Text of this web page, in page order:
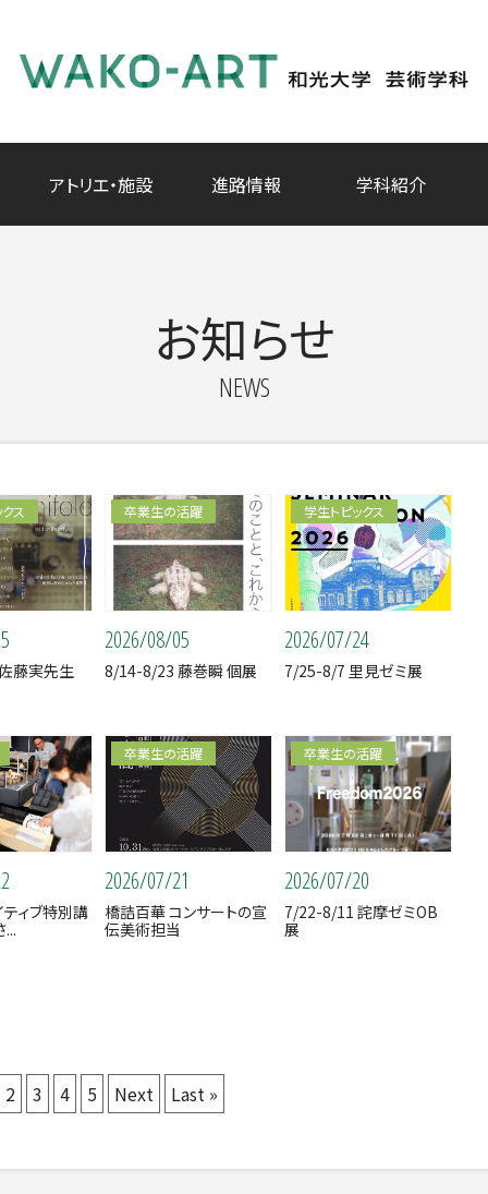
アトリエ・施設 進路情報 学科紹介
お知らせ
NEWS
ス
藤実先生
卒業生の活躍
2026/08/05
8/14-8/23 藤巻瞬 個展
学生トピックス
2026/07/24
7/25-8/7 里見ゼミ展
ィブ特別講
...
卒業生の活躍
2026/07/21
橋詰百華 コンサートの宣
伝美術担当
卒業生の活躍
2026/07/20
7/22-8/11 詫摩ゼミOB
展
2 3 4 5 Next Last »